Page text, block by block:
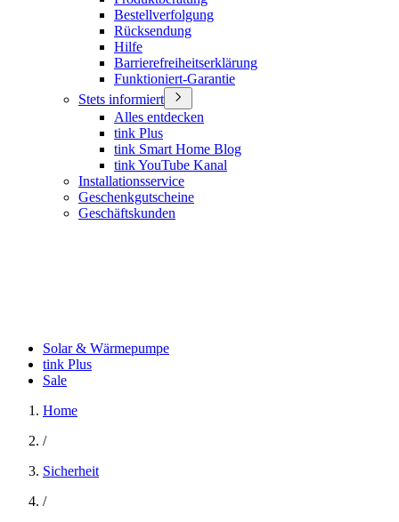
Bestellverfolgung
Rücksendung
Hilfe
Barrierefreiheitserklärung
Funktioniert-Garantie
Stets informiert
Alles entdecken
tink Plus
tink Smart Home Blog
tink YouTube Kanal
Installationsservice
Geschenkgutscheine
Geschäftskunden
Solar & Wärmepumpe
tink Plus
Sale
Home
/
Sicherheit
/